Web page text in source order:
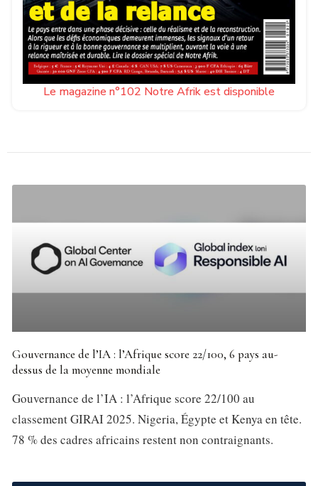
Le magazine n°102 Notre Afrik est disponible
Gouvernance de l’IA : l’Afrique score 22/100, 6 pays au-
dessus de la moyenne mondiale
Gouvernance de l’IA : l’Afrique score 22/100 au
classement GIRAI 2025. Nigeria, Égypte et Kenya en tête.
78 % des cadres africains restent non contraignants.